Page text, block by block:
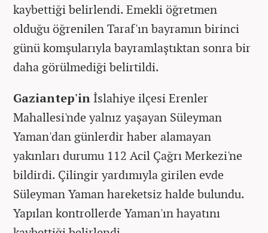
kaybettiği belirlendi. Emekli öğretmen
olduğu öğrenilen Taraf'ın bayramın birinci
günü komşularıyla bayramlaştıktan sonra bir
daha görülmediği belirtildi.
Gaziantep'in İslahiye ilçesi Erenler
Mahallesi'nde yalnız yaşayan Süleyman
Yaman'dan günlerdir haber alamayan
yakınları durumu 112 Acil Çağrı Merkezi'ne
bildirdi. Çilingir yardımıyla girilen evde
Süleyman Yaman hareketsiz halde bulundu.
Yapılan kontrollerde Yaman'ın hayatını